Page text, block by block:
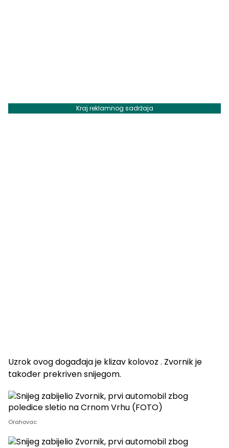
Kraj reklamnog sadržaja
Uzrok ovog događaja je klizav kolovoz . Zvornik je
također prekriven snijegom.
Orahovac